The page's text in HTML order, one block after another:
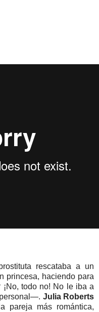
rescataba a un
princesa, haciendo para
todo no! No le iba a
Julia Roberts
pareja más romántica,